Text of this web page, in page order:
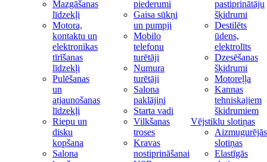
Mazgāšanas
līdzekļi
Motora,
kontaktu un
elektronikas
tīrīšanas
līdzekļi
Pulēšanas
un
atjaunošanas
līdzekļi
Riepu un
disku
kopšana
Salona
piederumi
Gaisa sūkņi
un pumpji
Mobilo
telefonu
turētāji
Numura
turētāji
Salona
paklājiņi
Starta vadi
Vilkšanas
troses
Kravas
nostiprināšanai
pastiprinātāju
šķidrumi
Destilēts
ūdens,
elektrolīts
Dzesēšanas
šķidrumi
Motoreļļa
Kannas
tehniskajiem
škidrumiem
Vējstiklu slotiņas
Aizmugurējās
slotiņas
Elastīgās